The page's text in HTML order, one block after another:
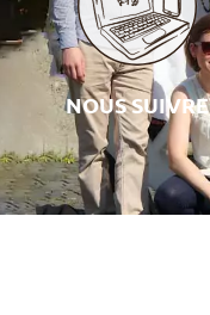
NOUS SUIVRE